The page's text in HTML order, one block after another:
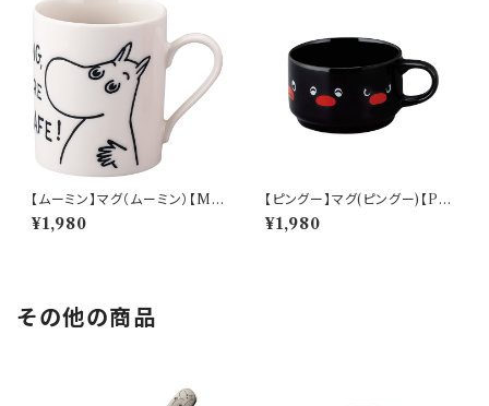
【ムーミン】マグ（ムーミン）【M
M9000】MM9001-11
¥1,980
【ピングー】マグ(ピングー)【PG2
0】PG21-11
¥1,980
その他の商品